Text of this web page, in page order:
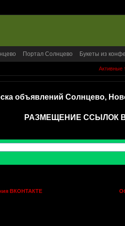
Портал Солнцево Букеты из
Активные
объявлений Солнцево,
РАЗМЕЩЕНИЕ ССЫЛОК
ВКОНТАКТЕ